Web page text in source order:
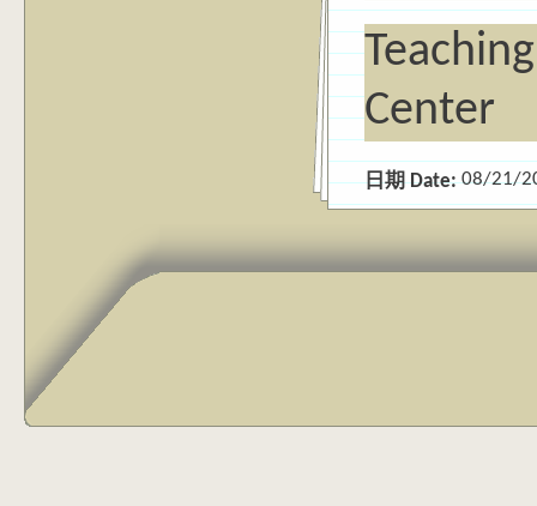
Center
日期 Date:08/21/